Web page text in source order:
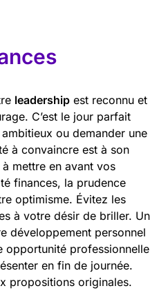
leadership est reconnu et
C’est le jour parfait
ou demander une
à convaincre est à son
à mettre en avant vos
finances, la prudence
optimisme. Évitez les
à votre désir de briller. Un
développement personnel
opportunité professionnelle
en fin de journée.
propositions originales.